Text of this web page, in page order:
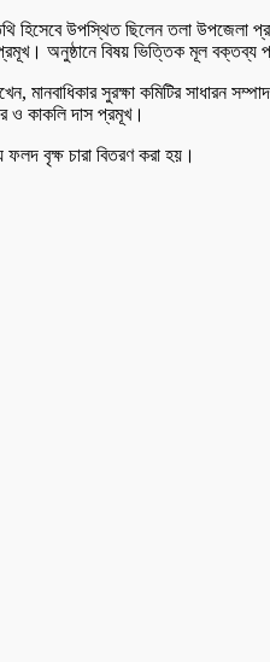
উপস্থিত ছিলেন তলা উপজেলা
‎অনুষ্ঠানে বিষয় ভিত্তিক মূল বক্তব্য
মানবাধিকার সুরক্ষা কমিটির
ও কাকলি দাস প্রমূখ।
বৃক্ষ চারা বিতরণ করা হয়।